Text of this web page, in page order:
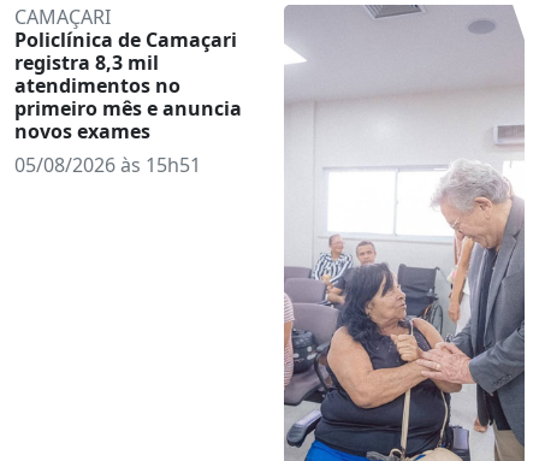
CAMAÇARI
Policlínica de Camaçari
registra 8,3 mil
atendimentos no
primeiro mês e anuncia
novos exames
05/08/2026 às 15h51